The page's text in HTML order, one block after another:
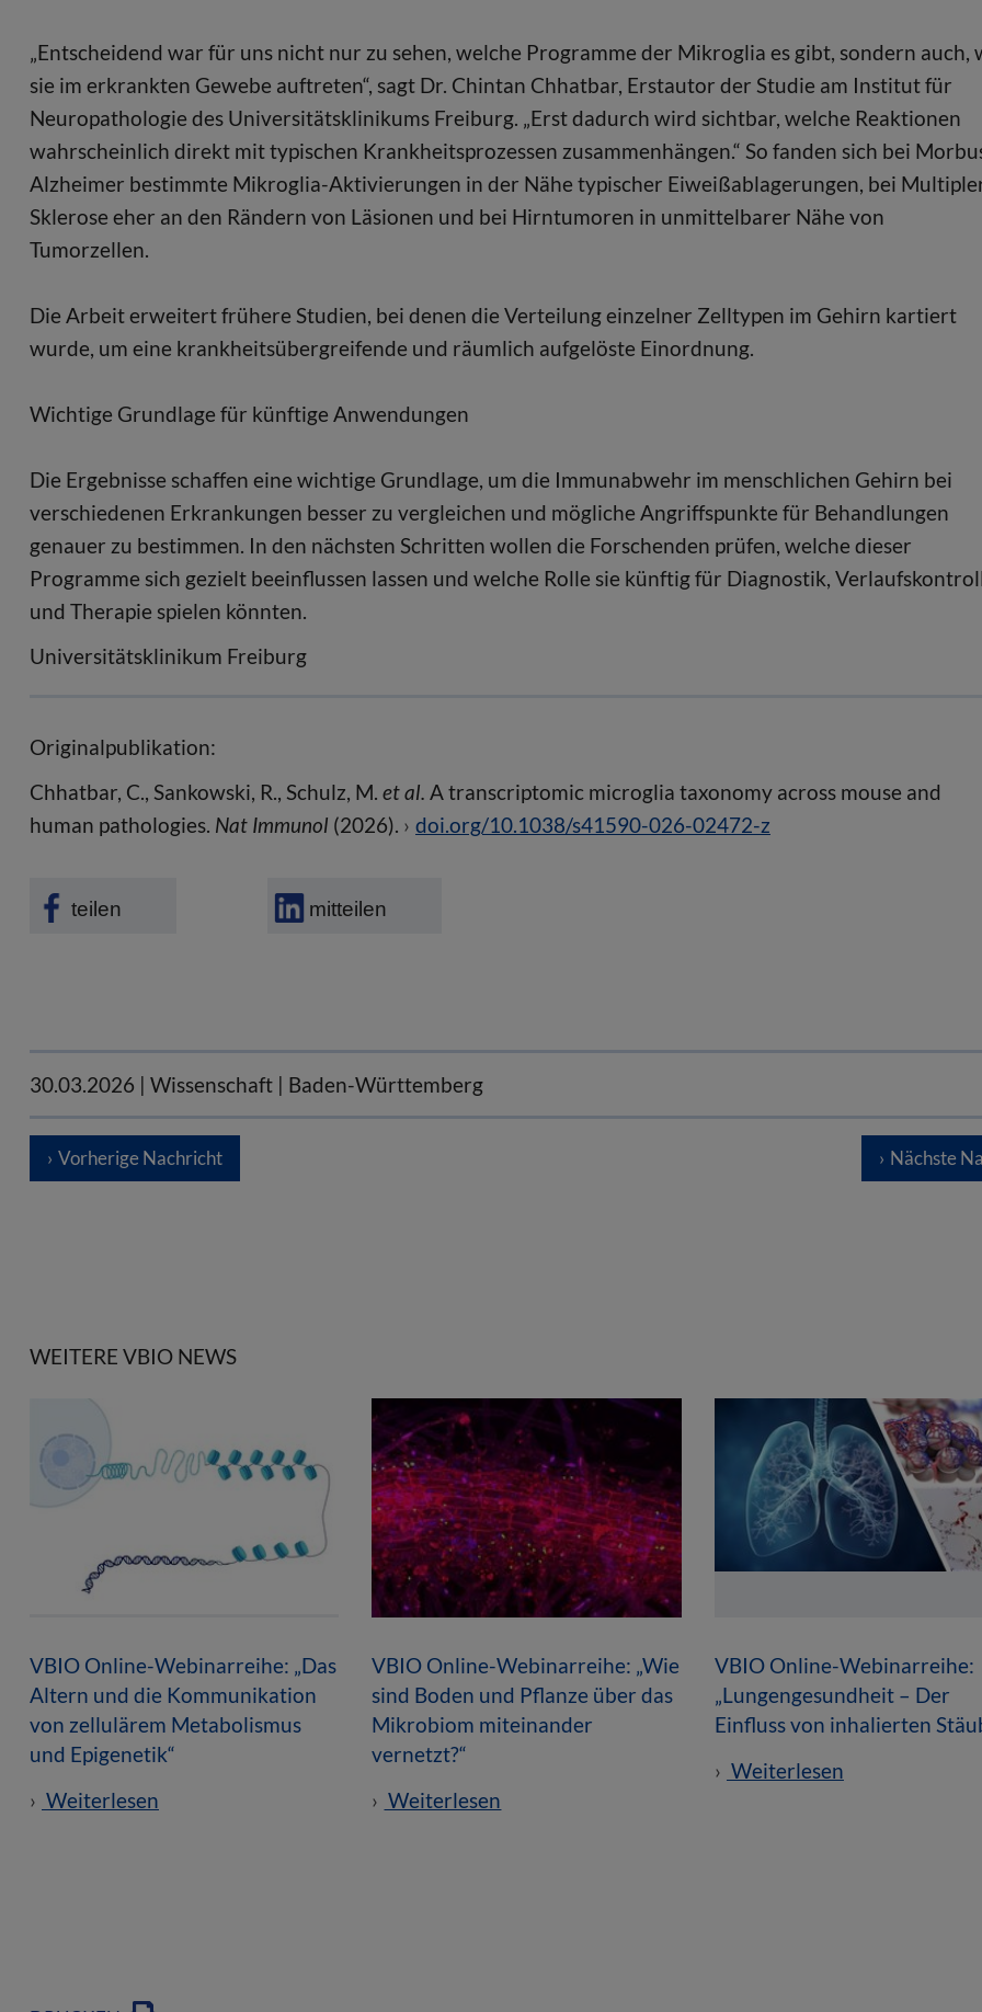
„Entscheidend war für uns nicht nur zu sehen, welche Programme der Mikroglia es gibt, sondern auch,
sie im erkrankten Gewebe auftreten“, sagt Dr. Chintan Chhatbar, Erstautor der Studie am Institut für
Neuropathologie des Universitätsklinikums Freiburg. „Erst dadurch wird sichtbar, welche Reaktionen
wahrscheinlich direkt mit typischen Krankheitsprozessen zusammenhängen.“ So fanden sich bei
Alzheimer bestimmte Mikroglia-Aktivierungen in der Nähe typischer Eiweißablagerungen, bei
Sklerose eher an den Rändern von Läsionen und bei Hirntumoren in unmittelbarer Nähe von
Tumorzellen.
Die Arbeit erweitert frühere Studien, bei denen die Verteilung einzelner Zelltypen im Gehirn kartiert
wurde, um eine krankheitsübergreifende und räumlich aufgelöste Einordnung.
Wichtige Grundlage für künftige Anwendungen
Die Ergebnisse schaffen eine wichtige Grundlage, um die Immunabwehr im menschlichen Gehirn bei
verschiedenen Erkrankungen besser zu vergleichen und mögliche Angriffspunkte für Behandlungen
genauer zu bestimmen. In den nächsten Schritten wollen die Forschenden prüfen, welche dieser
Programme sich gezielt beeinflussen lassen und welche Rolle sie künftig für Diagnostik,
und Therapie spielen könnten.
Universitätsklinikum Freiburg
Originalpublikation:
Chhatbar, C., Sankowski, R., Schulz, M. et al. A transcriptomic microglia taxonomy across mouse and
human pathologies. Nat Immunol (2026). doi.org/10.1038/s41590-026-02472-z
teilen mitteilen
30.03.2026 | Wissenschaft | Baden-Württemberg
Vorherige Nachricht Nächste
WEITERE VBIO NEWS
VBIO Online-Webinarreihe: „Das
Altern und die Kommunikation
von zellulärem Metabolismus
und Epigenetik“
Weiterlesen
VBIO Online-Webinarreihe: „Wie
sind Boden und Pflanze über das
Mikrobiom miteinander
vernetzt?“
Weiterlesen
VBIO Online-Webinarreihe:
„Lungengesundheit – Der
Einfluss von inhalierten
Weiterlesen